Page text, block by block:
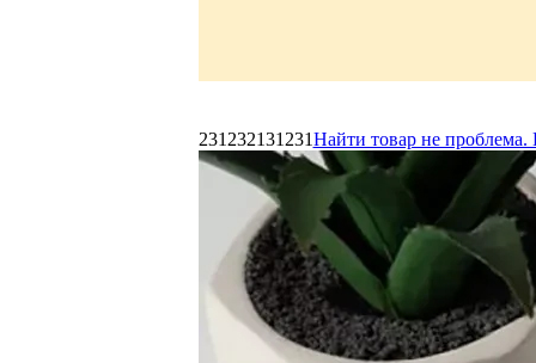
231232131231Найти товар не проблема.